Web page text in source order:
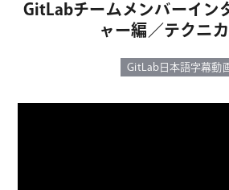
GitLabチームメンバーイン
ャー編／テクニ
GitLab日本語字幕動